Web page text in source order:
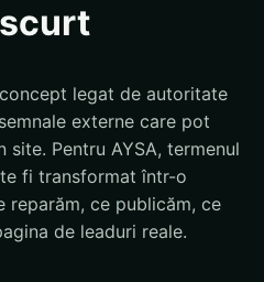
legat de autoritate
externe care pot
site. Pentru AYSA, termenul
fi transformat într-o
reparăm, ce publicăm, ce
de leaduri reale.